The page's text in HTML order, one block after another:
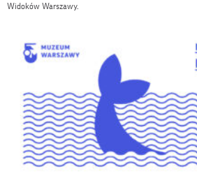
Widoków Warszawy.